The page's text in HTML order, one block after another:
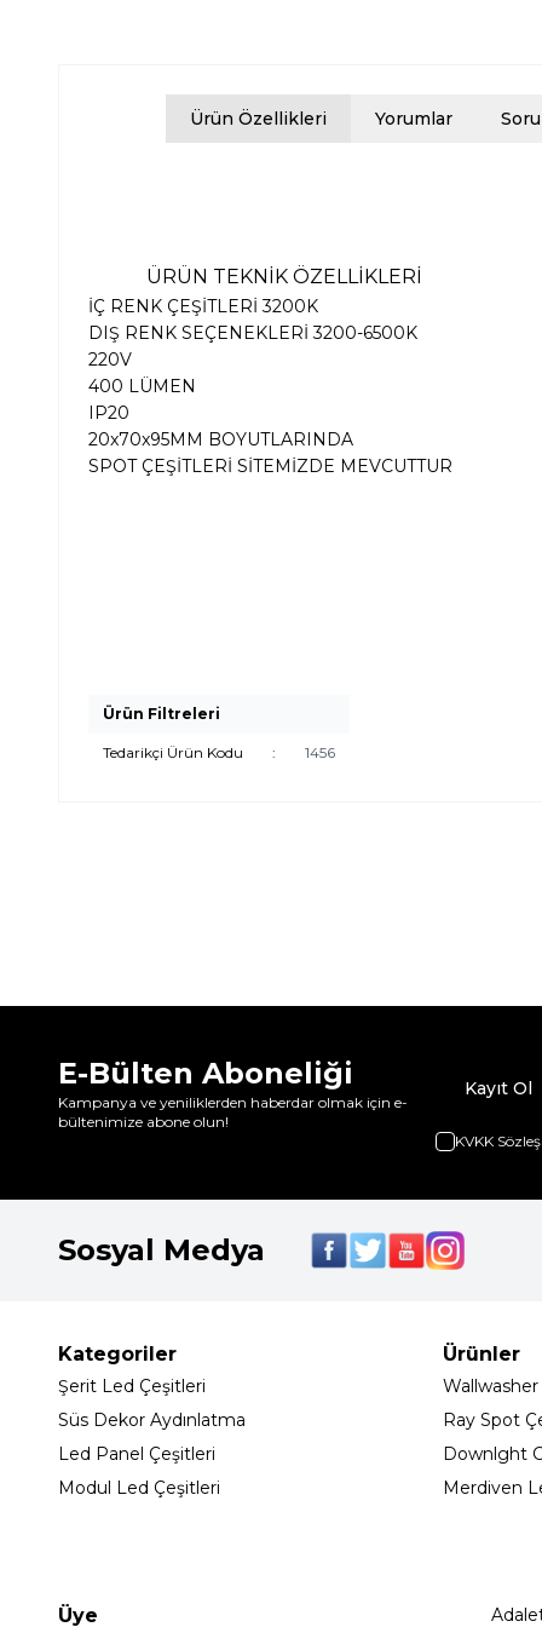
Ürün Özellikleri Yorumlar
ÜRÜN TEKNİK ÖZELLİKLERİ
İÇ RENK ÇEŞİTLERİ 3200K
DIŞ RENK SEÇENEKLERİ 3200-6500K
220V
400 LÜMEN
IP20
20x70x95MM BOYUTLARINDA
SPOT ÇEŞİTLERİ SİTEMİZDE MEVCUTTUR
Ürün Filtreleri
Tedarikçi Ürün Kodu : 1456
E-Bülten Aboneliği
Kampanya ve yeniliklerden haberdar olmak için e-
bültenimize abone olun!
Kayıt Ol
KVKK
Sosyal Medya
Kategoriler
Şerit Led Çeşitleri
Süs Dekor Aydınlatma
Led Panel Çeşitleri
Modul Led Çeşitleri
Ürünler
Ray Spot
Downlght
Merdiven
Üye